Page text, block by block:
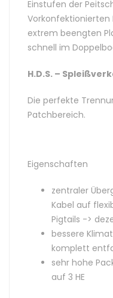
Einstufen der
extrem beengten
schnell im
H.D.S. –
Die perfekte
Patchbereich.
Eigenschaften
zentraler
Kabel auf
Pigtails ->
bessere
komplett
sehr hohe
auf 3 HE